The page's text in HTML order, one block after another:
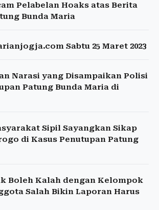
Pelabelan Hoaks atas Berita
Bunda Maria
Sabtu 25 Maret 2023
Narasi yang Disampaikan Polisi
Patung Bunda Maria di
Sipil Sayangkan Sikap
di Kasus Penutupan Patung
Boleh Kalah dengan Kelompok
Salah Bikin Laporan Harus